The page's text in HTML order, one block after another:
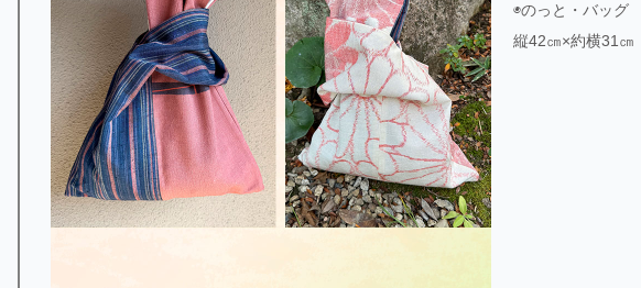
◉のっと・バッグ
縦42㎝×約横31